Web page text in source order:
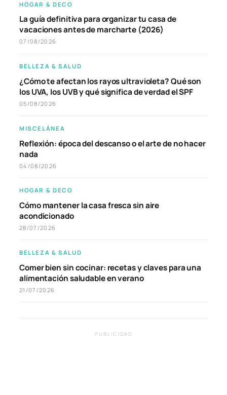
HOGAR & DECO
La guía definitiva para organizar tu casa de
vacaciones antes de marcharte (2026)
07/08/2026
BELLEZA & SALUD
¿Cómo te afectan los rayos ultravioleta? Qué son
los UVA, los UVB y qué significa de verdad el SPF
05/08/2026
MISCELÁNEA
Reflexión: época del descanso o el arte de no hacer
nada
04/08/2026
HOGAR & DECO
Cómo mantener la casa fresca sin aire
acondicionado
28/07/2026
BELLEZA & SALUD
Comer bien sin cocinar: recetas y claves para una
alimentación saludable en verano
21/07/2026
PUBLICIDAD